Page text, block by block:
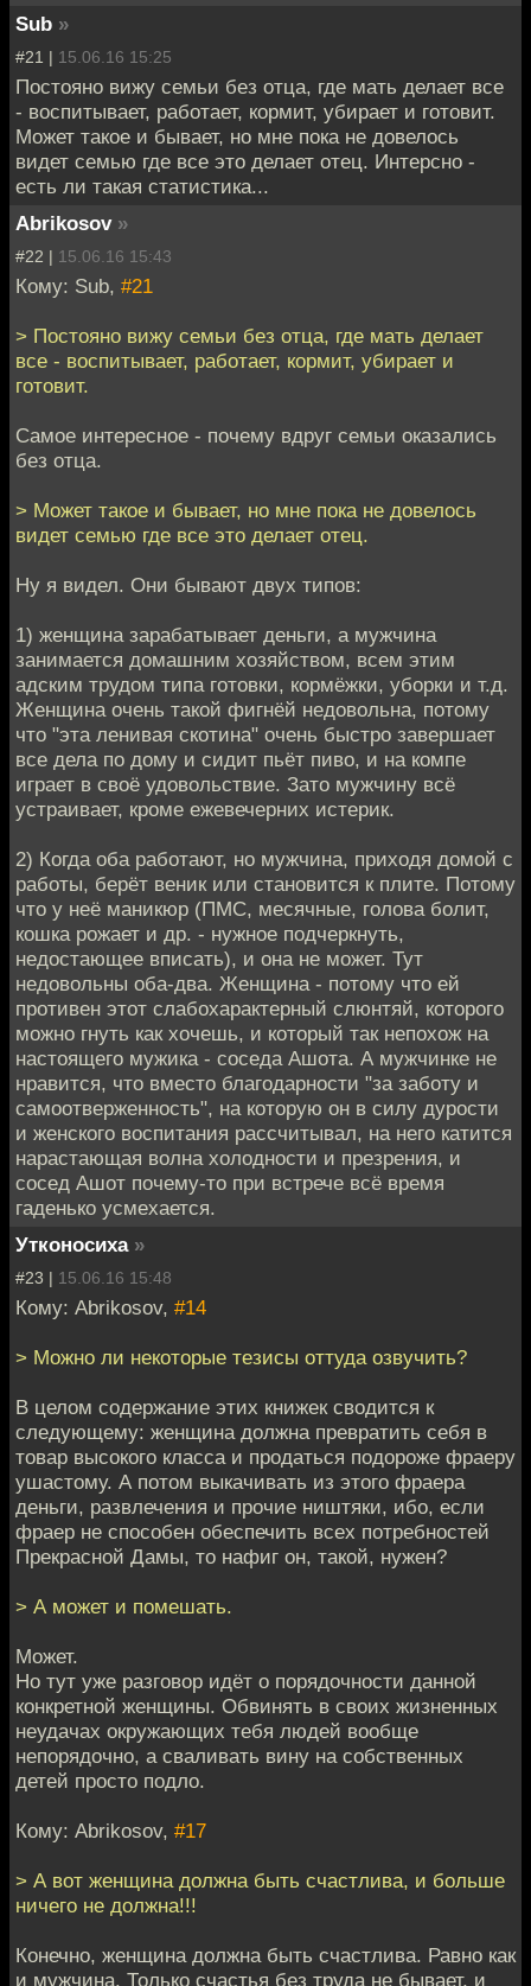
Sub »
#21 | 15.06.16 15:25
Постояно вижу семьи без отца, где мать делает все
- воспитывает, работает, кормит, убирает и готовит.
Может такое и бывает, но мне пока не довелось
видет семью где все это делает отец. Интерсно -
есть ли такая статистика...
Abrikosov »
#22 | 15.06.16 15:43
Кому: Sub, #21
> Постояно вижу семьи без отца, где мать делает
все - воспитывает, работает, кормит, убирает и
готовит.
Самое интересное - почему вдруг семьи оказались
без отца.
> Может такое и бывает, но мне пока не довелось
видет семью где все это делает отец.
Ну я видел. Они бывают двух типов:
1) женщина зарабатывает деньги, а мужчина
занимается домашним хозяйством, всем этим
адским трудом типа готовки, кормёжки, уборки и т.д.
Женщина очень такой фигнёй недовольна, потому
что "эта ленивая скотина" очень быстро завершает
все дела по дому и сидит пьёт пиво, и на компе
играет в своё удовольствие. Зато мужчину всё
устраивает, кроме ежевечерних истерик.
2) Когда оба работают, но мужчина, приходя домой с
работы, берёт веник или становится к плите. Потому
что у неё маникюр (ПМС, месячные, голова болит,
кошка рожает и др. - нужное подчеркнуть,
недостающее вписать), и она не может. Тут
недовольны оба-два. Женщина - потому что ей
противен этот слабохарактерный слюнтяй, которого
можно гнуть как хочешь, и который так непохож на
настоящего мужика - соседа Ашота. А мужчинке не
нравится, что вместо благодарности "за заботу и
самоотверженность", на которую он в силу дурости
и женского воспитания рассчитывал, на него катится
нарастающая волна холодности и презрения, и
сосед Ашот почему-то при встрече всё время
гаденько усмехается.
Утконосиха »
#23 | 15.06.16 15:48
Кому: Abrikosov, #14
> Можно ли некоторые тезисы оттуда озвучить?
В целом содержание этих книжек сводится к
следующему: женщина должна превратить себя в
товар высокого класса и продаться подороже фраеру
ушастому. А потом выкачивать из этого фраера
деньги, развлечения и прочие ништяки, ибо, если
фраер не способен обеспечить всех потребностей
Прекрасной Дамы, то нафиг он, такой, нужен?
> А может и помешать.
Может.
Но тут уже разговор идёт о порядочности данной
конкретной женщины. Обвинять в своих жизненных
неудачах окружающих тебя людей вообще
непорядочно, а сваливать вину на собственных
детей просто подло.
Кому: Abrikosov, #17
> А вот женщина должна быть счастлива, и больше
ничего не должна!!!
Конечно, женщина должна быть счастлива. Равно как
и мужчина. Только счастья без труда не бывает, и